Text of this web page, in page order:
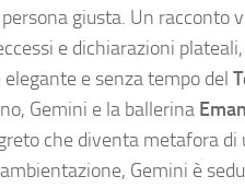
giusta. Un racconto
e dichiarazioni
e senza tempo del
Gemini e la ballerina
che diventa metafora
Gemini è